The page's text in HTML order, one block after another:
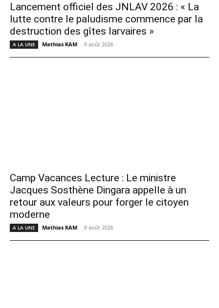
Lancement officiel des JNLAV 2026 : « La
lutte contre le paludisme commence par la
destruction des gîtes larvaires »
A LA UNE Mathias KAM - 8 août 2026
Camp Vacances Lecture : Le ministre
Jacques Sosthène Dingara appelle à un
retour aux valeurs pour forger le citoyen
moderne
A LA UNE Mathias KAM - 8 août 2026